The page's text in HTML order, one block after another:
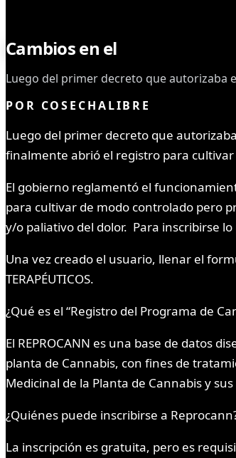
Cambios en el
Luego del primer decreto que autorizaba
POR COSECHALIBRE
Luego del primer decreto que
finalmente abrió el registro para
El gobierno reglamentó el
para cultivar de modo controlado pero
y/o paliativo del dolor. Para inscribirse
Una vez creado el usuario, llenar el
TERAPÉUTICOS.
¿Qué es el “Registro del Programa de
El REPROCANN es una base de datos
planta de Cannabis, con fines de
Medicinal de la Planta de Cannabis y
¿Quiénes puede inscribirse a
La inscripción es gratuita, pero es